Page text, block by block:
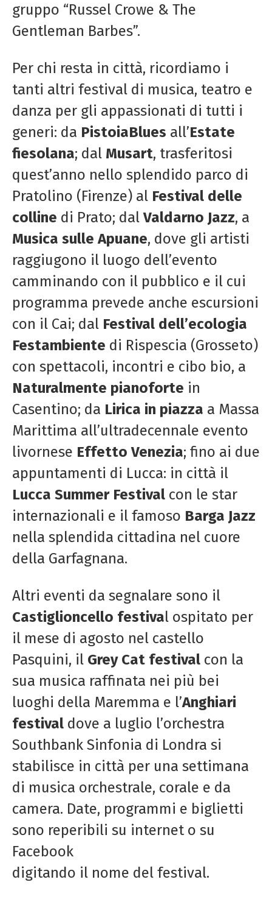
gruppo “Russel Crowe & The
Gentleman Barbes”.
Per chi resta in città, ricordiamo i
tanti altri festival di musica, teatro e
danza per gli appassionati di tutti i
generi: da PistoiaBlues all’Estate
fiesolana; dal Musart, trasferitosi
quest’anno nello splendido parco di
Pratolino (Firenze) al Festival delle
colline di Prato; dalValdarno Jazz, a
Musica sulle Apuane, dove gli artisti
raggiugono il luogo dell’evento
camminando con il pubblico e il cui
programma prevede anche escursioni
con il Cai; dal Festival dell’ecologia
Festambiente di Rispescia (Grosseto)
con spettacoli, incontri e cibo bio, a
Naturalmente pianoforte in
Casentino; da Lirica in piazza a Massa
Marittima all’ultradecennale evento
livornese Effetto Venezia; fino ai due
appuntamenti di Lucca: in città il
Lucca Summer Festival con le star
internazionali e il famoso Barga Jazz
nella splendida cittadina nel cuore
della Garfagnana.
Altri eventi da segnalare sono il
Castiglioncello festival ospitato per
il mese di agosto nel castello
Pasquini, il Grey Cat festival con la
sua musica raffinata nei più bei
luoghi della Maremma e l’Anghiari
festival dove a luglio l’orchestra
Southbank Sinfonia di Londra si
stabilisce in città per una settimana
di musica orchestrale, corale e da
camera. Date, programmi e biglietti
sono reperibili su internet o su
Facebook
digitando il nome del festival.